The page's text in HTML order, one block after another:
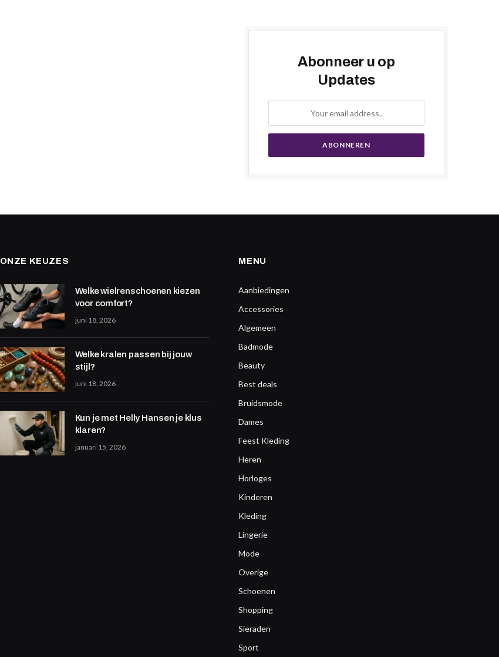
Abonneer u op
Updates
ONZE KEUZES
Welke wielrenschoenen kiezen
voor comfort?
juni 18, 2026
Welke kralen passen bij jouw
stijl?
juni 18, 2026
Kun je met Helly Hansen je klus
klaren?
januari 15, 2026
MENU
Aanbiedingen
Accessories
Algemeen
Badmode
Beauty
Best deals
Bruidsmode
Dames
Feest Kleding
Heren
Horloges
Kinderen
Kleding
Lingerie
Mode
Overige
Schoenen
Shopping
Sieraden
Sport